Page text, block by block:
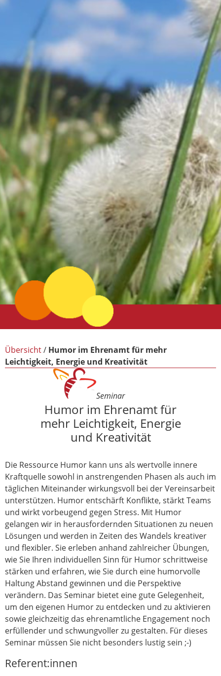
Übersicht/ Humor im Ehrenamt für mehr
Leichtigkeit, Energie und Kreativität
Seminar
Humor im Ehrenamt für
mehr Leichtigkeit, Energie
und Kreativität
Die Ressource Humor kann uns als wertvolle innere
Kraftquelle sowohl in anstrengenden Phasen als auch im
täglichen Miteinander wirkungsvoll bei der Vereinsarbeit
unterstützen. Humor entschärft Konflikte, stärkt Teams
und wirkt vorbeugend gegen Stress. Mit Humor
gelangen wir in herausfordernden Situationen zu neuen
Lösungen und werden in Zeiten des Wandels kreativer
und flexibler. Sie erleben anhand zahlreicher Übungen,
wie Sie Ihren individuellen Sinn für Humor schrittweise
stärken und erfahren, wie Sie durch eine humorvolle
Haltung Abstand gewinnen und die Perspektive
verändern. Das Seminar bietet eine gute Gelegenheit,
um den eigenen Humor zu entdecken und zu aktivieren
sowie gleichzeitig das ehrenamtliche Engagement noch
erfüllender und schwungvoller zu gestalten. Für dieses
Seminar müssen Sie nicht besonders lustig sein ;-)
Referent:innen